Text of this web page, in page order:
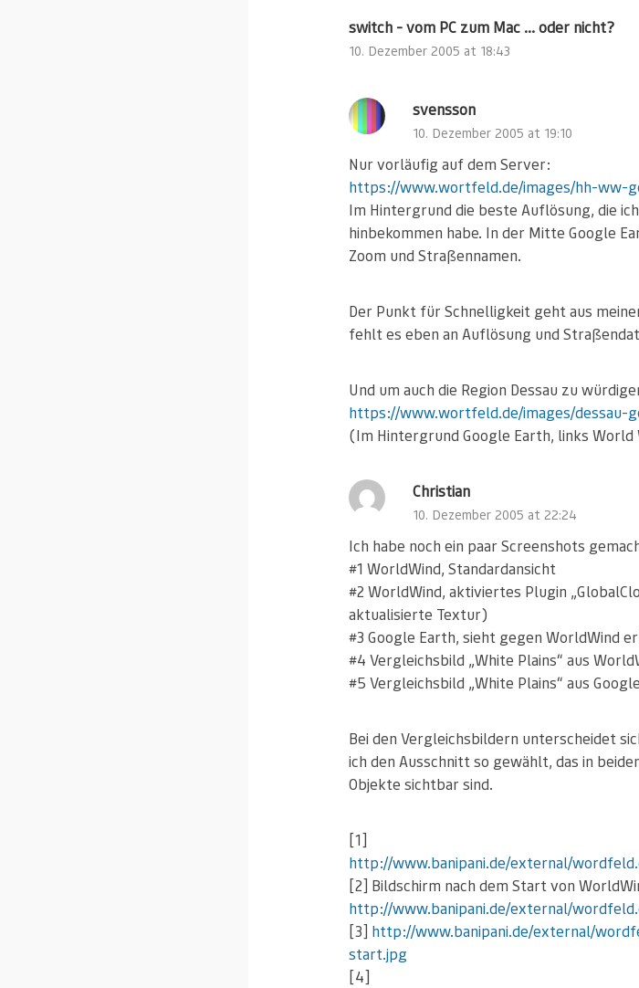
switch - vom PC zum Mac ... oder nicht?
10. Dezember 2005 at 18:43
svensson
10. Dezember 2005 at 19:10
Nur vorläufig auf dem Server:
https://www.wortfeld.de/images/hh-ww-
Im Hintergrund die beste Auflösung, die
hinbekommen habe. In der Mitte Google
Zoom und Straßennamen.
Der Punkt für Schnelligkeit geht aus
fehlt es eben an Auflösung und
Und um auch die Region Dessau zu
https://www.wortfeld.de/images/dessau-
(Im Hintergrund Google Earth, links World
Christian
10. Dezember 2005 at 22:24
Ich habe noch ein paar Screenshots
#1 WorldWind, Standardansicht
#2 WorldWind, aktiviertes Plugin
aktualisierte Textur)
#3 Google Earth, sieht gegen WorldWind
#4 Vergleichsbild „White Plains“ aus
#5 Vergleichsbild „White Plains“ aus
Bei den Vergleichsbildern unterscheidet
ich den Ausschnitt so gewählt, das in
Objekte sichtbar sind.
[1]
http://www.banipani.de/external/
[2] Bildschirm nach dem Start von
http://www.banipani.de/external/
[3] http://www.banipani.de/external/
start.jpg
[4]